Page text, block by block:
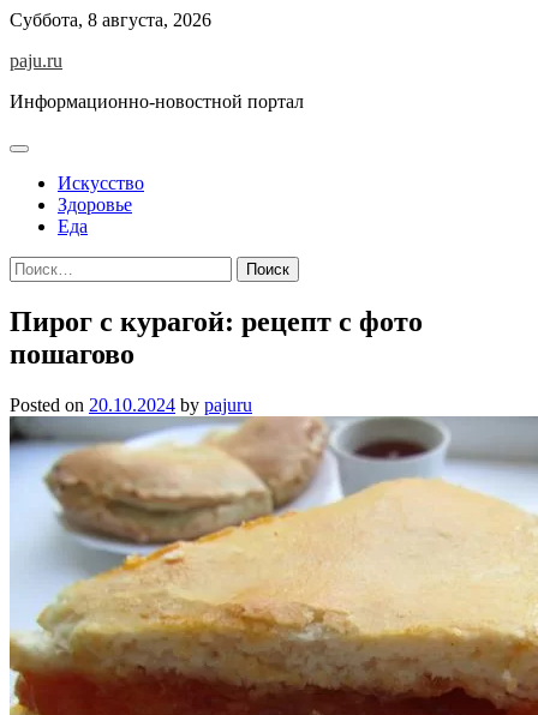
Skip
content
Суббота, 8 августа, 2026
paju.ru
Информационно-новостной портал
Искусство
Здоровье
Еда
Найти:
Пирог с курагой: рецепт с фото
пошагово
Posted on 20.10.2024 by pajuru